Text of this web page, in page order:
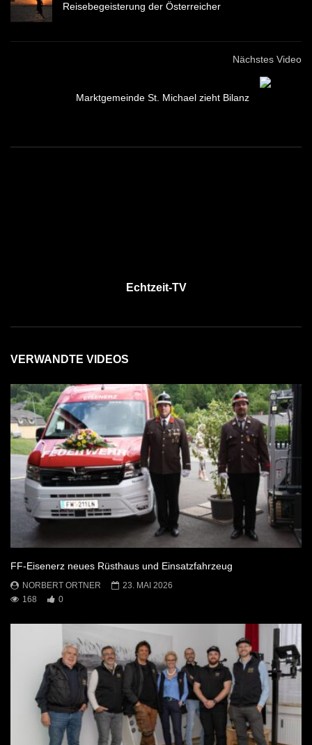
Reisebegeisterung der Österreicher
Nächstes Video
Marktgemeinde St. Michael zieht Bilanz
Echtzeit-TV
VERWANDTE VIDEOS
FF-Eisenerz neues Rüsthaus und Einsatzfahrzeug
NORBERT ORTNER
23. MAI 2026
168
0